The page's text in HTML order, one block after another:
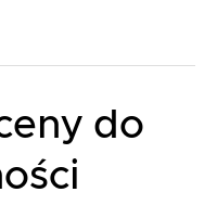
do